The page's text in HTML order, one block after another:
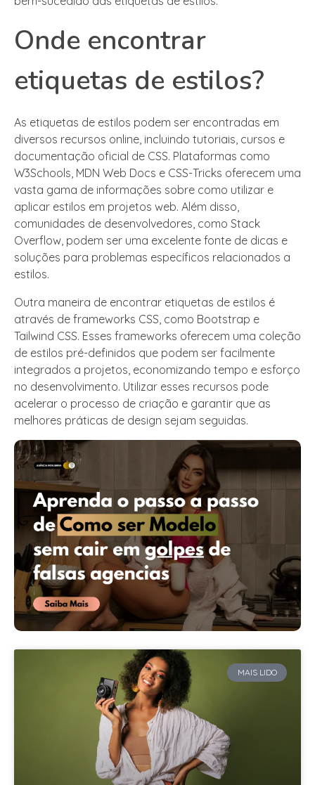
Onde encontrar
etiquetas de estilos?
As etiquetas de estilos podem ser encontradas em
diversos recursos online, incluindo tutoriais, cursos e
documentação oficial de CSS. Plataformas como
W3Schools, MDN Web Docs e CSS-Tricks oferecem uma
vasta gama de informações sobre como utilizar e
aplicar estilos em projetos web. Além disso,
comunidades de desenvolvedores, como Stack
Overflow, podem ser uma excelente fonte de dicas e
soluções para problemas específicos relacionados a
estilos.
Outra maneira de encontrar etiquetas de estilos é
através de frameworks CSS, como Bootstrap e
Tailwind CSS. Esses frameworks oferecem uma coleção
de estilos pré-definidos que podem ser facilmente
integrados a projetos, economizando tempo e esforço
no desenvolvimento. Utilizar esses recursos pode
acelerar o processo de criação e garantir que as
melhores práticas de design sejam seguidas.
MAIS LIDO